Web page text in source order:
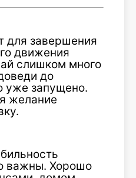
для завершения
движения
слишком много
до
уже запущено.
желание
важны. Хорошо